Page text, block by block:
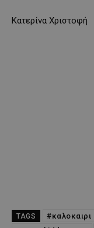
Κατερίνα Χριστοφή
TAGS #καλοκαιρι